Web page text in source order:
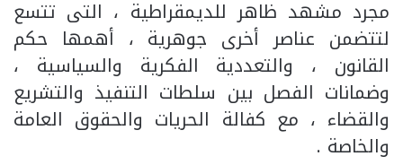
مجرد مشهد ظاهر للديمقراطية ، التى تتسع
لتتضمن عناصر أخرى جوهرية ، أهمها حكم
القانون ، والتعددية الفكرية والسياسية ،
وضمانات الفصل بين سلطات التنفيذ والتشريع
والقضاء ، مع كفالة الحريات والحقوق العامة
والخاصة .